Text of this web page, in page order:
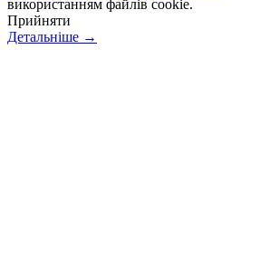
використанням файлів cookie.
Прийняти
Детальніше →